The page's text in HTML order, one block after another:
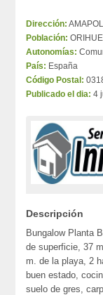
Dirección:
Población:
Autonomías:
País: España
Código Postal:
Publicado el dia: 4
Descripción
Bungalow Planta
de superficie, 37
m. de la playa, 2
buen estado,
suelo de gres,